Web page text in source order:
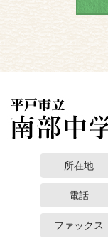
所在地
電話
ファックス